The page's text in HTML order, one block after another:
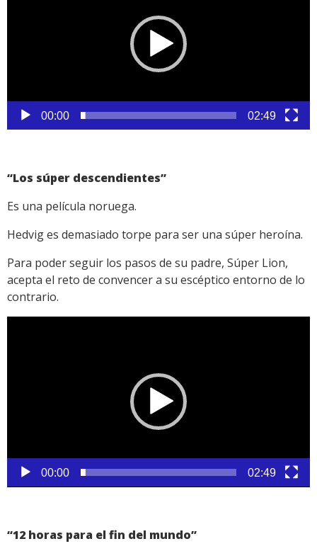
00:00 02:49
“Los súper descendientes”
Es una película noruega.
Hedvig es demasiado torpe para ser una súper heroína.
Para poder seguir los pasos de su padre, Súper Lion,
acepta el reto de convencer a su escéptico entorno de lo
contrario.
00:00 02:49
“12 horas para el fin del mundo”